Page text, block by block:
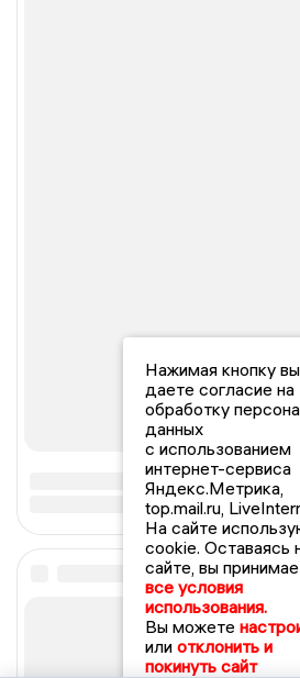
Нажимая кнопку вы
даете согласие на
обработку
данных
с использованием
интернет-сервиса
Яндекс.Метрика,
top.mail.ru,
На сайте
cookie. Оставаясь
сайте, вы
все условия
использования.
Вы можете
или отклонить и
покинуть сайт